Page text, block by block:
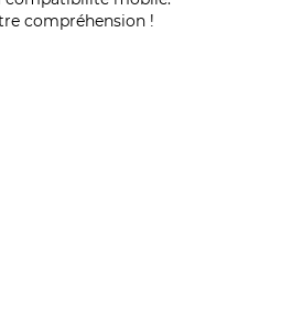
compréhension !